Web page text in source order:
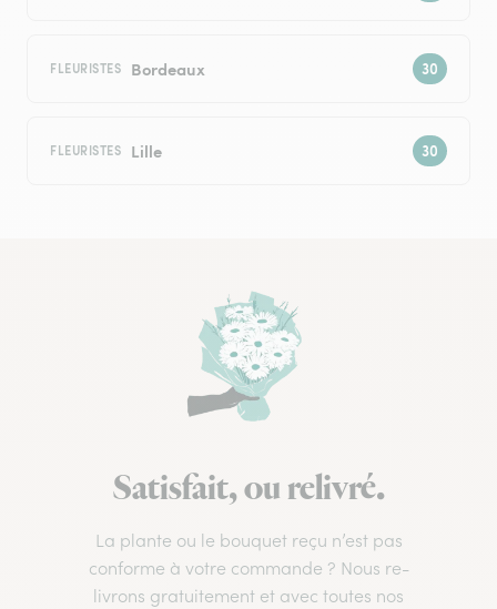
FLEURISTES Bordeaux
FLEURISTES Lille
Satisfait, ou relivré.
La plante ou le bouquet reçu n’est pas
conforme à votre commande ? Nous re-
livrons gratuitement et avec toutes nos